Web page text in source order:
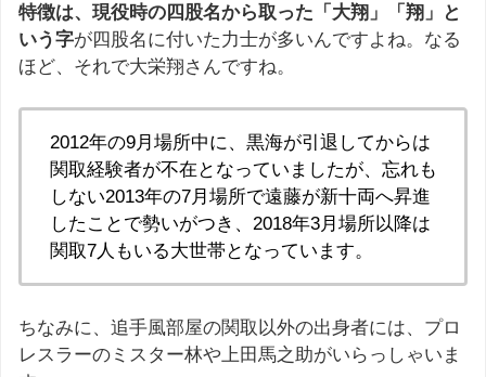
特徴は、現役時の四股名から取った「大翔」「翔」と
いう字が四股名に付いた力士が多いんですよね。なる
ほど、それで大栄翔さんですね。
2012年の9月場所中に、黒海が引退してからは
関取経験者が不在となっていましたが、忘れも
しない2013年の7月場所で遠藤が新十両へ昇進
したことで勢いがつき、2018年3月場所以降は
関取7人もいる大世帯となっています。
ちなみに、追手風部屋の関取以外の出身者には、プロ
レスラーのミスター林や上田馬之助がいらっしゃいま